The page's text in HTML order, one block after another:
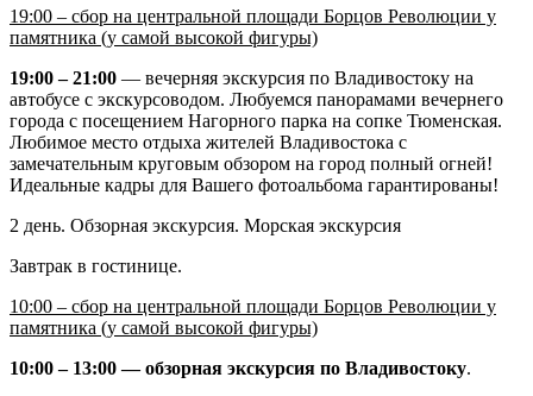
19:00 – сбор на центральной площади Борцов Революции у
памятника (у самой высокой фигуры)
19:00 – 21:00 — вечерняя экскурсия по Владивостоку на
автобусе с экскурсоводом. Любуемся панорамами вечернего
города с посещением Нагорного парка на сопке Тюменская.
Любимое место отдыха жителей Владивостока с
замечательным круговым обзором на город полный огней!
Идеальные кадры для Вашего фотоальбома гарантированы!
2 день. Обзорная экскурсия. Морская экскурсия
Завтрак в гостинице.
10:00 – сбор на центральной площади Борцов Революции у
памятника (у самой высокой фигуры)
10:00 – 13:00 — обзорная экскурсия по Владивостоку.